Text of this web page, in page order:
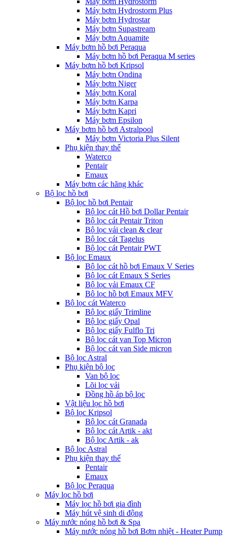
Máy bơm Hydrostorm Plus
Máy bơm Hydrostar
Máy bơm Supastream
Máy bơm Aquamite
Máy bơm hồ bơi Peraqua
Máy bơm hồ bơi Peraqua M series
Máy bơm hồ bơi Kripsol
Máy bơm Ondina
Máy bơm Niger
Máy bơm Koral
Máy bơm Karpa
Máy bơm Kapri
Máy bơm Epsilon
Máy bơm hồ bơi Astralpool
Máy bơm Victoria Plus Silent
Phụ kiện thay thế
Waterco
Pentair
Emaux
Máy bơm các hãng khác
Bộ lọc hồ bơi
Bộ lọc hồ bơi Pentair
Bộ lọc cát Hồ bơi Dollar Pentair
Bộ lọc cát Pentair Triton
Bộ lọc vải clean & clear
Bộ lọc cát Tagelus
Bộ lọc cát Pentair PWT
Bộ lọc Emaux
Bộ lọc cát hồ bơi Emaux V Series
Bộ lọc cát Emaux S Series
Bộ lọc vải Emaux CF
Bô lọc hồ bơi Emaux MFV
Bộ lọc cát Waterco
Bộ lọc giấy Trimline
Bộ lọc giấy Opal
Bộ lọc giấy Fulflo Tri
Bộ lọc cát van Top Micron
Bộ lọc cát van Side micron
Bộ lọc Astral
Phụ kiện bộ lọc
Van bộ lọc
Lõi lọc vải
Đồng hồ áp bộ lọc
Vật liệu lọc hồ bơi
Bộ lọc Kripsol
Bộ lọc cát Granada
Bộ lọc cát Artik - akt
Bộ lọc Artik - ak
Bộ lọc Astral
Phụ kiện thay thế
Pentair
Emaux
Bộ lọc Peraqua
Máy lọc hồ bơi
Máy lọc hồ bơi gia đình
Máy hút vệ sinh di động
Máy nước nóng hồ bơi & Spa
Máy nước nóng hồ bơi Bơm nhiệt - Heater Pump